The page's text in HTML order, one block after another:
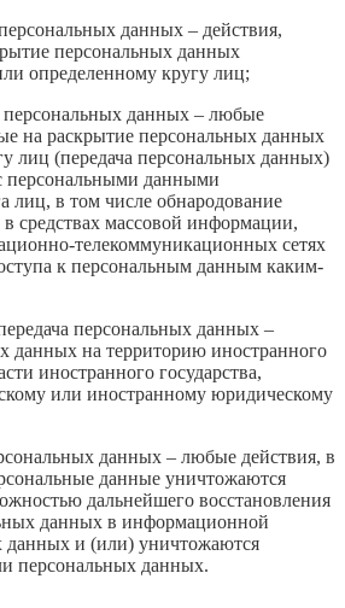
данных – действия,
персональных данных
определенному кругу лиц;
персональных данных – любые
на раскрытие персональных данных
лиц (передача персональных данных)
персональными данными
лиц, в том числе обнародование
средствах массовой информации,
телекоммуникационных сетях
к персональным данным каким-
персональных данных –
данных на территорию иностранного
иностранного государства,
или иностранному юридическому
данных – любые действия, в
данные уничтожаются
дальнейшего восстановления
данных в информационной
данных и (или) уничтожаются
персональных данных.